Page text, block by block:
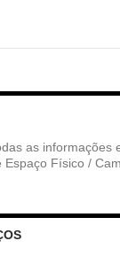
as informações
Físico /